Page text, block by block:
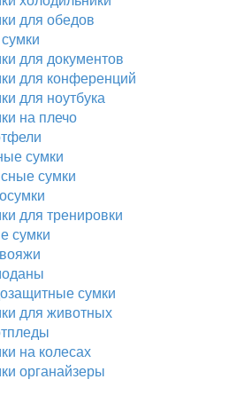
для обедов
для документов
для конференций
для ноутбука
на плечо
сумки
сумки
для тренировки
сумки
сумки
для животных
на колесах
органайзеры